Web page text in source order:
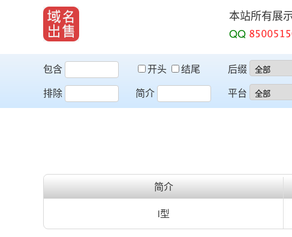
本站所有展
QQ
包含 开头
结尾
排除
简介
后缀
平台
简介
i型